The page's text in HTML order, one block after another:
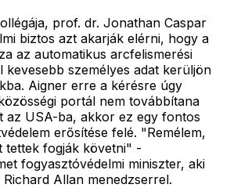
prof. dr. Jonathan Caspar
biztos azt akarják elérni, hogy a
az automatikus arcfelismerési
kevesebb személyes adat kerüljön
Aigner erre a kérésre úgy
portál nem továbbítana
az USA-ba, akkor ez egy fontos
erősítése felé. "Remélem,
tettek fogják követni" -
fogyasztóvédelmi miniszter, aki
Allan menedzserrel.